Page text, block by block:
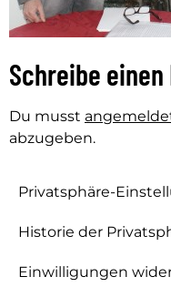
Schreibe
Du musst
abzugeben.
Privatsphäre-
Historie der
Einwilligungen